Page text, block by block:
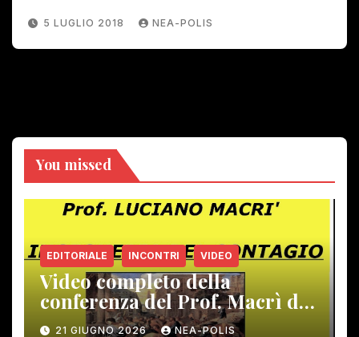
5 LUGLIO 2018 NEA-POLIS
You missed
EDITORIALE INCONTRI VIDEO
Video completo della
conferenza del Prof. Macrì del
12 giugno scorso
21 GIUGNO 2026 NEA-POLIS